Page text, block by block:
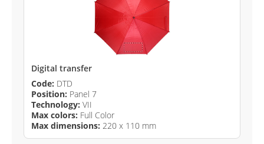
Digital transfer
Code: DTD
Position: Panel 7
Technology: VII
Max colors: Full Color
Max dimensions: 220 x 110 mm